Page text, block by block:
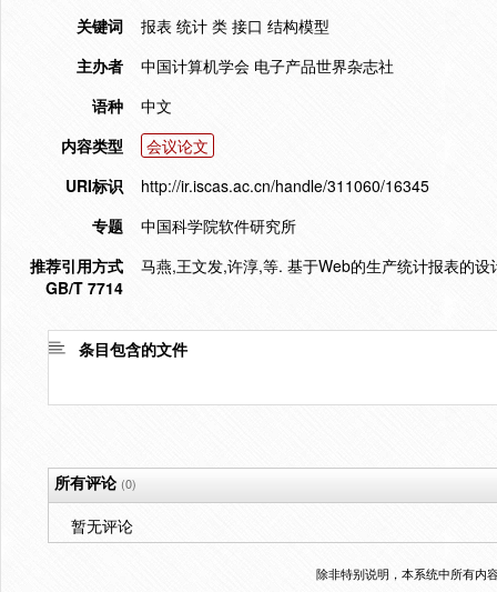
关键词
报表 统计 类 接口 结构模型
主办者
中国计算机学会 电子产品世界杂志社
语种
中文
内容类型
会议论文
URI标识
http://ir.iscas.ac.cn/handle/311060/16345
专题
中国科学院软件研究所
推荐引用方式
GB/T 7714
马燕,王文发,许淳,等. 基于Web的生产统计报表的
条目包含的文件
所有评论(0)
暂无评论
除非特别说明，本系统中所有内